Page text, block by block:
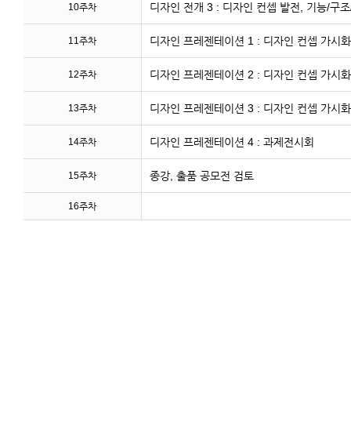
10주차 디자인 전개 3 : 디자인 컨셉 발전, 기능/구
11주차 디자인 프레젠테이션 1 : 디자인 컨셉 가시
12주차 디자인 프레젠테이션 2 : 디자인 컨셉 가시
13주차 디자인 프레젠테이션 3 : 디자인 컨셉 가시
14주차 디자인 프레젠테이션 4 : 과제전시회
15주차 종강, 출품 공모전 검토
16주차